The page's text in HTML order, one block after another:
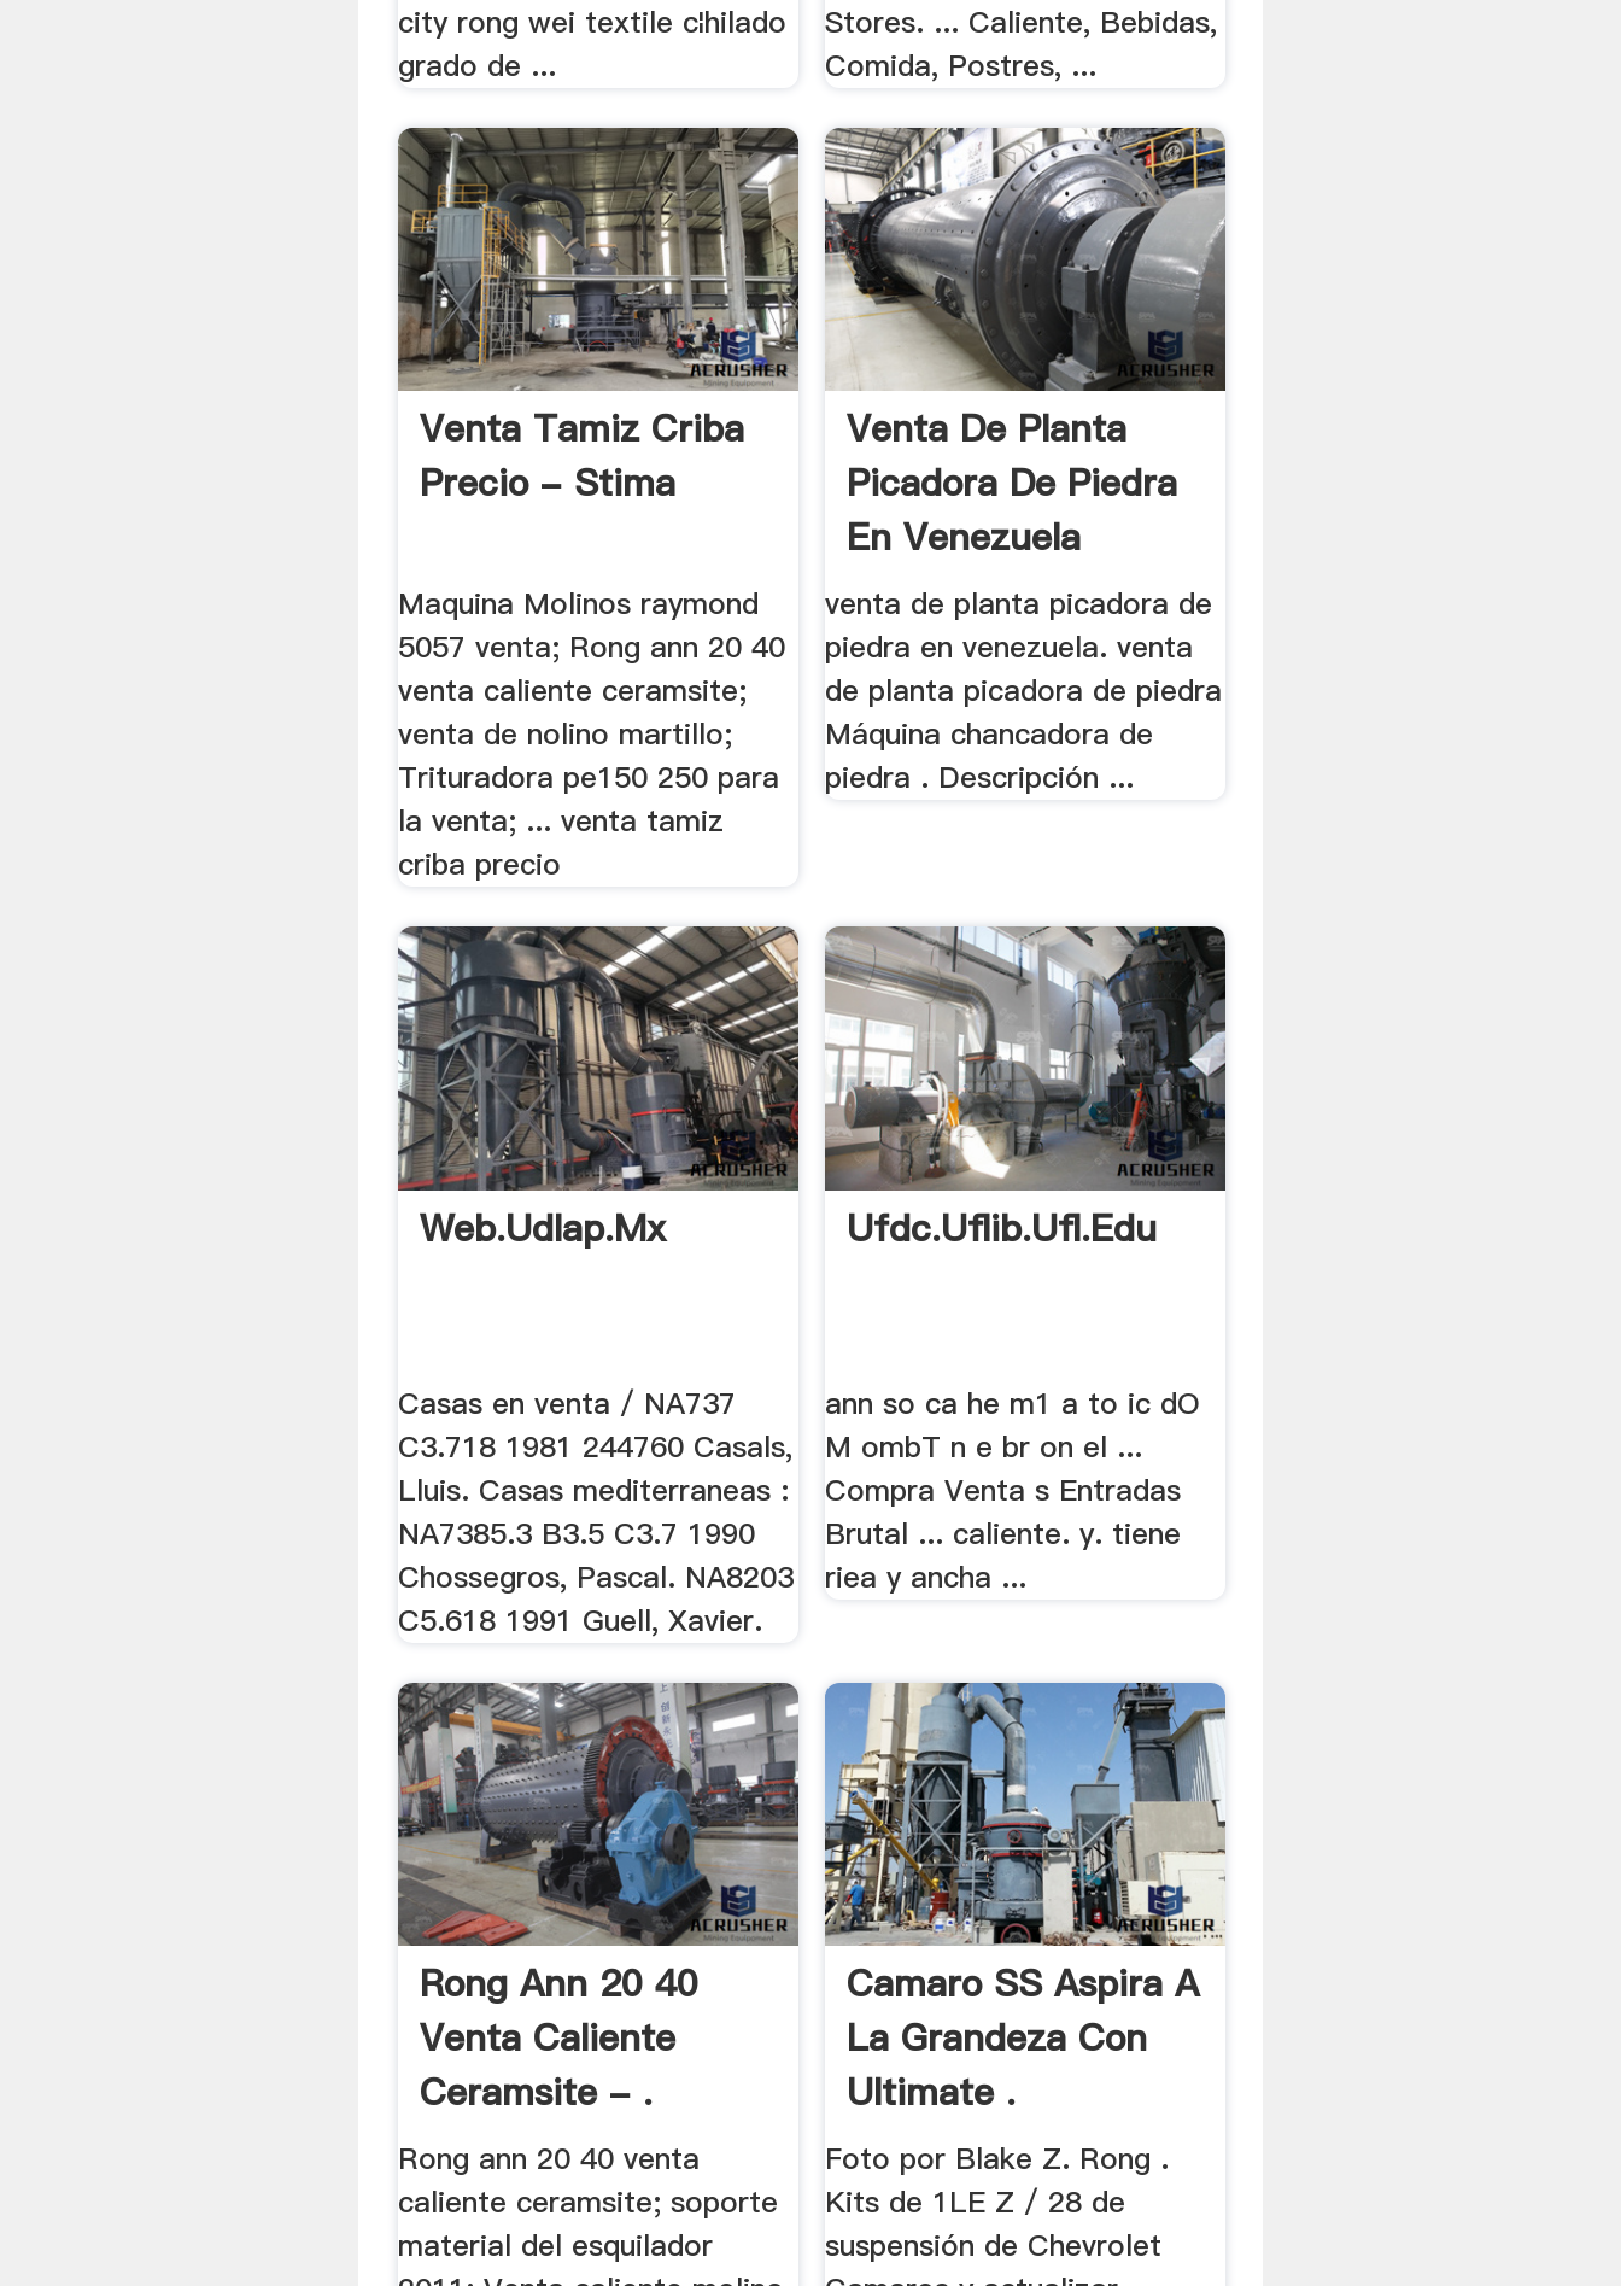
city rong wei textile c¦hilado
grado de ...
Stores. ... Caliente, Bebidas,
Comida, Postres, ...
Venta Tamiz Criba
Precio - Stima
Maquina Molinos raymond
5057 venta; Rong ann 20 40
venta caliente ceramsite;
venta de nolino martillo;
Trituradora pe150 250 para
la venta; ... venta tamiz
criba precio
Venta De Planta
Picadora De Piedra
En Venezuela
venta de planta picadora de
piedra en venezuela. venta
de planta picadora de piedra
Máquina chancadora de
piedra . Descripción ...
Web.udlap.mx
Casas en venta / NA737
C3.718 1981 244760 Casals,
Lluis. Casas mediterraneas :
NA7385.3 B3.5 C3.7 1990
Chossegros, Pascal. NA8203
C5.618 1991 Guell, Xavier.
Ufdc.uflib.ufl.edu
ann so ca he m1 a to ic dO
M ombT n e br on el ...
Compra Venta s Entradas
Brutal ... caliente. y. tiene
riea y ancha ...
Rong Ann 20 40
Venta Caliente
Ceramsite - .
Rong ann 20 40 venta
caliente ceramsite; soporte
material del esquilador
Camaro SS Aspira A
La Grandeza Con
Ultimate .
Foto por Blake Z. Rong .
Kits de 1LE Z / 28 de
suspensión de Chevrolet